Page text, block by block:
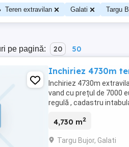
Teren extravilan Galati Targu
pe pagină: 20 50
Inchiriez 4730m
Inchiriez 4730m
vand cu prețul de 7000
regulă , cadastru
4,730 m2
Targu Bujor, Galati